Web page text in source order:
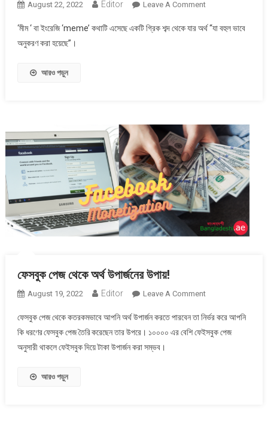
August 22, 2022 Editor Leave A CommentOn
(meme)
‘মীম ‘ বা ইংরেজি ‘meme’ কথাটি এসেছে একটি গ্রিক শব্দ থেকে যার অর্থ “যা বহুল ভাবে
অনুকরণ করা হয়েছে”।
আরও পড়ুন
ফেসবুক পেজ থেকে অর্থ উপার্জনের উপায়!
August 19, 2022 Editor Leave A CommentOn
পেজ
থেকে
ফেসবুক পেজ থেকে কতরকমভাবে আপনি অর্থ উপার্জন করতে পারবেন তা নির্ভর করে আপনি
কি ধরণের ফেসবুক পেজ তৈরি করেছেন তার উপরে। ১০০০০ এর বেশি ফেইসবুক পেজ
অনুসারী থাকলে ফেইসবুক দিয়ে টাকা উপার্জন করা সম্ভব।
আরও পড়ুন